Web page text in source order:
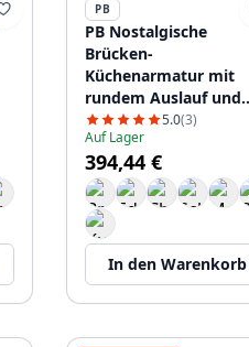
PB
PB Nostalgische
Brücken-
Küchenarmatur mit
rundem Auslauf und
weißen Griffen, Kupfer
PBN.KOP.R.WH
5.0(3)
Auf Lager
394,44 €
In den Warenkorb